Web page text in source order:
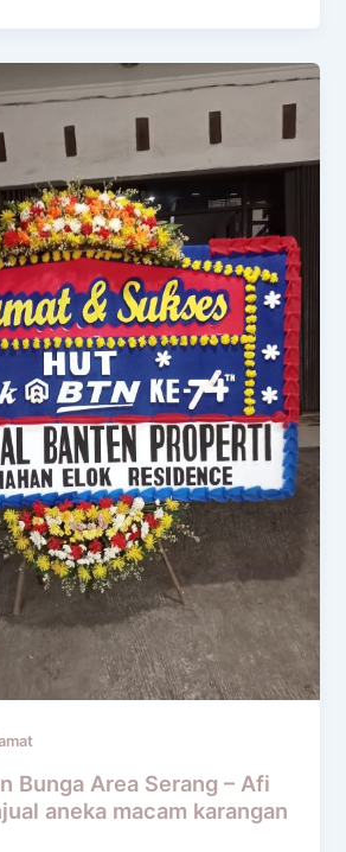
Bunga Area Serang – Afi
aneka macam karangan